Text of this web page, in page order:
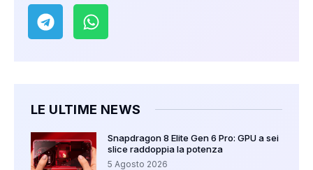
LE ULTIME NEWS
Snapdragon 8 Elite Gen 6 Pro: GPU a sei
slice raddoppia la potenza
5 Agosto 2026